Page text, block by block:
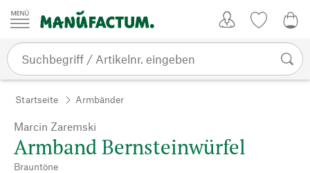
Zum Inhalt springen
Startseite Armbänder
Marcin Zaremski
Armband Bernsteinwürfel
Brauntöne